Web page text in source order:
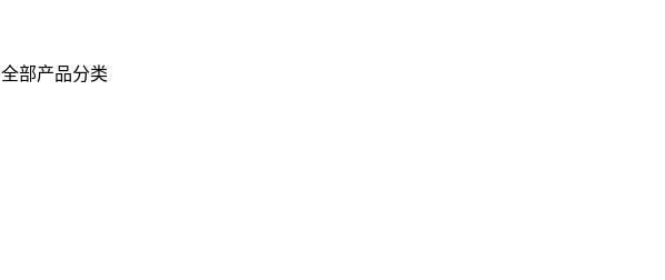
全部产品分类